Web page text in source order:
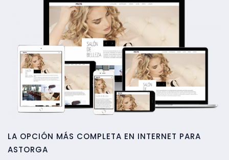
LA OPCIÓN MÁS COMPLETA EN INTERNET PARA
ASTORGA